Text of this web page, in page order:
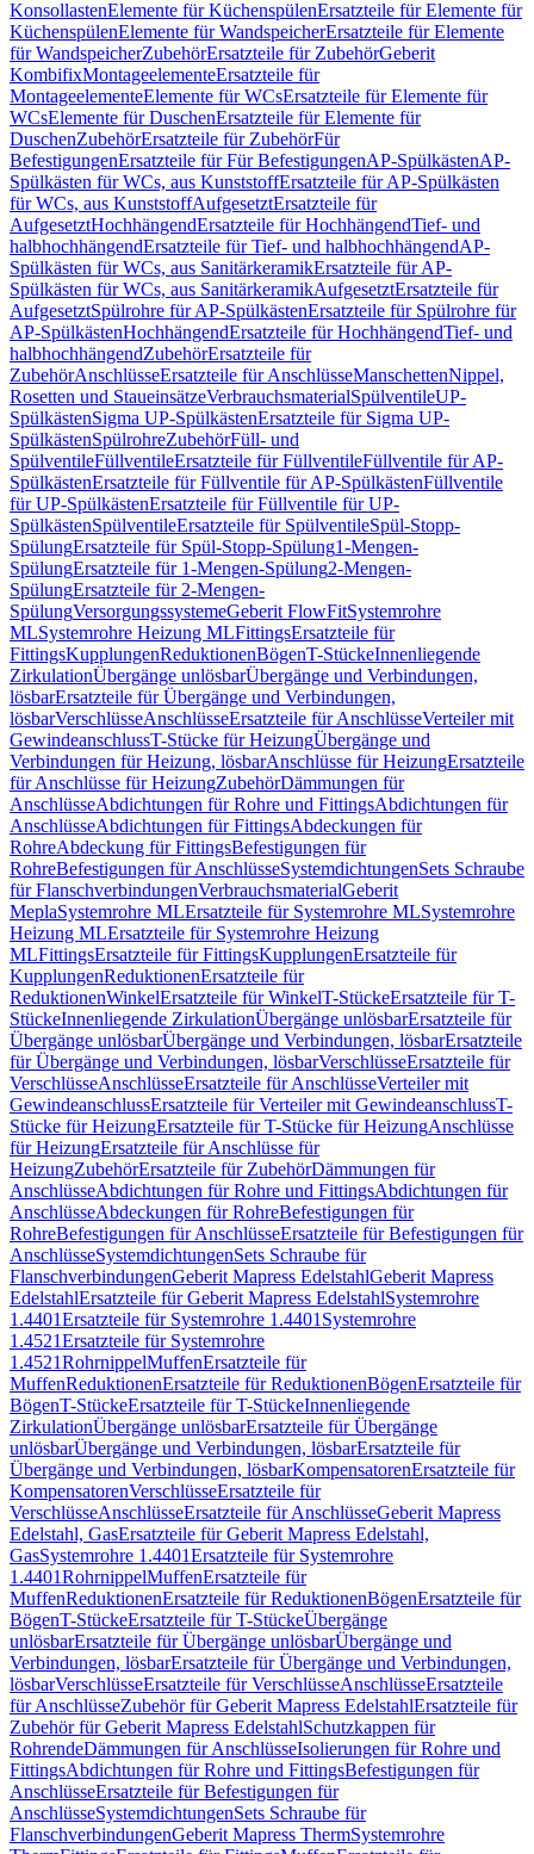
KonsollastenElemente für KüchenspülenErsatzteile für Elemente für
KüchenspülenElemente für WandspeicherErsatzteile für Elemente
für WandspeicherZubehörErsatzteile für ZubehörGeberit
KombifixMontageelementeErsatzteile für
MontageelementeElemente für WCsErsatzteile für Elemente für
WCsElemente für DuschenErsatzteile für Elemente für
DuschenZubehörErsatzteile für ZubehörFür
BefestigungenErsatzteile für Für BefestigungenAP-SpülkästenAP-
Spülkästen für WCs, aus KunststoffErsatzteile für AP-Spülkästen
für WCs, aus KunststoffAufgesetztErsatzteile für
AufgesetztHochhängendErsatzteile für HochhängendTief- und
halbhochhängendErsatzteile für Tief- und halbhochhängendAP-
Spülkästen für WCs, aus SanitärkeramikErsatzteile für AP-
Spülkästen für WCs, aus SanitärkeramikAufgesetztErsatzteile für
AufgesetztSpülrohre für AP-SpülkästenErsatzteile für Spülrohre für
AP-SpülkästenHochhängendErsatzteile für HochhängendTief- und
halbhochhängendZubehörErsatzteile für
ZubehörAnschlüsseErsatzteile für AnschlüsseManschettenNippel,
Rosetten und StaueinsätzeVerbrauchsmaterialSpülventileUP-
SpülkästenSigma UP-SpülkästenErsatzteile für Sigma UP-
SpülkästenSpülrohreZubehörFüll- und
SpülventileFüllventileErsatzteile für FüllventileFüllventile für AP-
SpülkästenErsatzteile für Füllventile für AP-SpülkästenFüllventile
für UP-SpülkästenErsatzteile für Füllventile für UP-
SpülkästenSpülventileErsatzteile für SpülventileSpül-Stopp-
SpülungErsatzteile für Spül-Stopp-Spülung1-Mengen-
SpülungErsatzteile für 1-Mengen-Spülung2-Mengen-
SpülungErsatzteile für 2-Mengen-
SpülungVersorgungssystemeGeberit FlowFitSystemrohre
MLSystemrohre Heizung MLFittingsErsatzteile für
FittingsKupplungenReduktionenBögenT-StückeInnenliegende
ZirkulationÜbergänge unlösbarÜbergänge und Verbindungen,
lösbarErsatzteile für Übergänge und Verbindungen,
lösbarVerschlüsseAnschlüsseErsatzteile für AnschlüsseVerteiler mit
GewindeanschlussT-Stücke für HeizungÜbergänge und
Verbindungen für Heizung, lösbarAnschlüsse für HeizungErsatzteile
für Anschlüsse für HeizungZubehörDämmungen für
AnschlüsseAbdichtungen für Rohre und FittingsAbdichtungen für
AnschlüsseAbdichtungen für FittingsAbdeckungen für
RohreAbdeckung für FittingsBefestigungen für
RohreBefestigungen für AnschlüsseSystemdichtungenSets Schraube
für FlanschverbindungenVerbrauchsmaterialGeberit
MeplaSystemrohre MLErsatzteile für Systemrohre MLSystemrohre
Heizung MLErsatzteile für Systemrohre Heizung
MLFittingsErsatzteile für FittingsKupplungenErsatzteile für
KupplungenReduktionenErsatzteile für
ReduktionenWinkelErsatzteile für WinkelT-StückeErsatzteile für T-
StückeInnenliegende ZirkulationÜbergänge unlösbarErsatzteile für
Übergänge unlösbarÜbergänge und Verbindungen, lösbarErsatzteile
für Übergänge und Verbindungen, lösbarVerschlüsseErsatzteile für
VerschlüsseAnschlüsseErsatzteile für AnschlüsseVerteiler mit
GewindeanschlussErsatzteile für Verteiler mit GewindeanschlussT-
Stücke für HeizungErsatzteile für T-Stücke für HeizungAnschlüsse
für HeizungErsatzteile für Anschlüsse für
HeizungZubehörErsatzteile für ZubehörDämmungen für
AnschlüsseAbdichtungen für Rohre und FittingsAbdichtungen für
AnschlüsseAbdeckungen für RohreBefestigungen für
RohreBefestigungen für AnschlüsseErsatzteile für Befestigungen für
AnschlüsseSystemdichtungenSets Schraube für
FlanschverbindungenGeberit Mapress EdelstahlGeberit Mapress
EdelstahlErsatzteile für Geberit Mapress EdelstahlSystemrohre
1.4401Ersatzteile für Systemrohre 1.4401 Systemrohre
1.4521Ersatzteile für Systemrohre
1.4521RohrnippelMuffenErsatzteile für
MuffenReduktionenErsatzteile für ReduktionenBögenErsatzteile für
BögenT-StückeErsatzteile für T-StückeInnenliegende
ZirkulationÜbergänge unlösbarErsatzteile für Übergänge
unlösbarÜbergänge und Verbindungen, lösbarErsatzteile für
Übergänge und Verbindungen, lösbarKompensatorenErsatzteile für
KompensatorenVerschlüsseErsatzteile für
VerschlüsseAnschlüsseErsatzteile für AnschlüsseGeberit Mapress
Edelstahl, GasErsatzteile für Geberit Mapress Edelstahl,
GasSystemrohre 1.4401Ersatzteile für Systemrohre
1.4401RohrnippelMuffenErsatzteile für
MuffenReduktionenErsatzteile für ReduktionenBögenErsatzteile für
BögenT-StückeErsatzteile für T-StückeÜbergänge
unlösbarErsatzteile für Übergänge unlösbarÜbergänge und
Verbindungen, lösbarErsatzteile für Übergänge und Verbindungen,
lösbarVerschlüsseErsatzteile für VerschlüsseAnschlüsseErsatzteile
für AnschlüsseZubehör für Geberit Mapress EdelstahlErsatzteile für
Zubehör für Geberit Mapress EdelstahlSchutzkappen für
RohrendeDämmungen für AnschlüsseIsolierungen für Rohre und
FittingsAbdichtungen für Rohre und FittingsBefestigungen für
AnschlüsseErsatzteile für Befestigungen für
AnschlüsseSystemdichtungenSets Schraube für
FlanschverbindungenGeberit Mapress ThermSystemrohre